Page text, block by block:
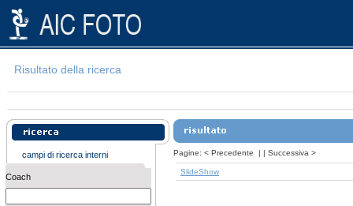
Risultato della ricerca
campi di ricerca interni
Coach
Pagine: < Precedente | | Successiva >
SlideShow